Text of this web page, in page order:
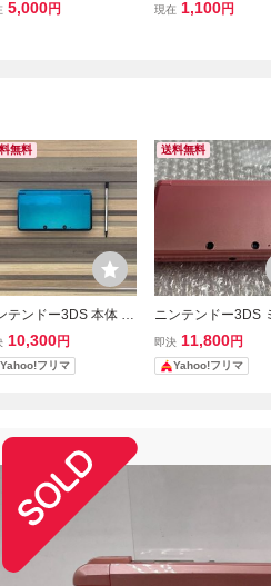
5,000円 現在 1,100円
無料
テンドー3DS 本体 C
アクアブルー Nin
3DS タッチペン付
10,300円
Yahoo!フリマ
送料無料
ニンテンドー3DS
ィピンク 本体
任天堂
即決 11,800円
Yahoo!フリマ